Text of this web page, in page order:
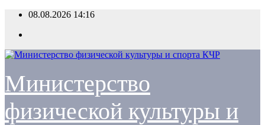
Перейти
содержимому
08.08.2026 14:16
Министерство
физической культуры и